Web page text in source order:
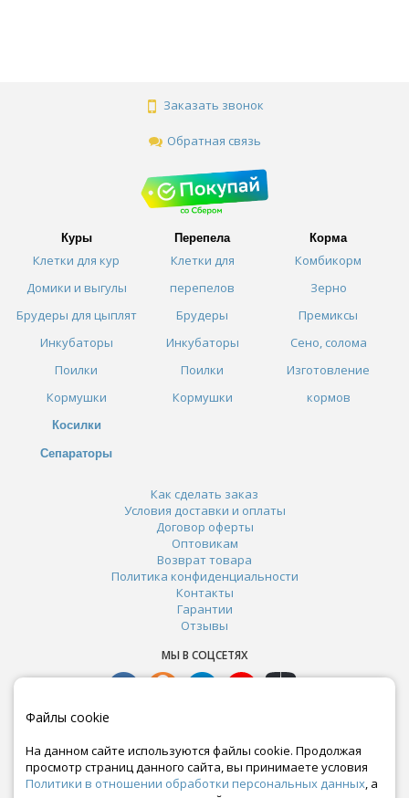
Заказать звонок
Обратная связь
Куры
Клетки для кур
Домики и выгулы
Брудеры для цыплят
Инкубаторы
Поилки
Кормушки
Косилки
Сепараторы
Перепела
Клетки для
перепелов
Брудеры
Инкубаторы
Поилки
Кормушки
Корма
Комбикорм
Зерно
Премиксы
Сено, солома
Изготовление
кормов
Как сделать заказ
Условия доставки и оплаты
Договор оферты
Оптовикам
Возврат товара
Политика конфиденциальности
Контакты
Гарантии
Отзывы
МЫ В СОЦСЕТЯХ
Файлы cookie
На данном сайте используются файлы cookie. Продолжая
просмотр страниц данного сайта, вы принимаете условия
Политики в отношении обработки персональных данных, а